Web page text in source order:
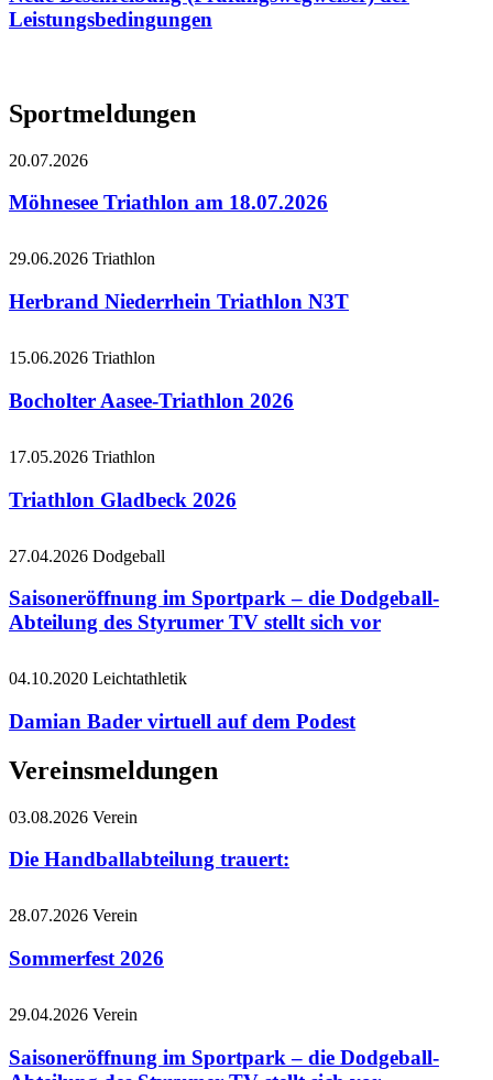
Leistungsbedingungen
Sportmeldungen
20.07.2026
Möhnesee Triathlon am 18.07.2026
29.06.2026 Triathlon
Herbrand Niederrhein Triathlon N3T
15.06.2026 Triathlon
Bocholter Aasee-Triathlon 2026
17.05.2026 Triathlon
Triathlon Gladbeck 2026
27.04.2026 Dodgeball
Saisoneröffnung im Sportpark – die Dodgeball-
Abteilung des Styrumer TV stellt sich vor
04.10.2020 Leichtathletik
Damian Bader virtuell auf dem Podest
Vereinsmeldungen
03.08.2026 Verein
Die Handballabteilung trauert:
28.07.2026 Verein
Sommerfest 2026
29.04.2026 Verein
Saisoneröffnung im Sportpark – die Dodgeball-